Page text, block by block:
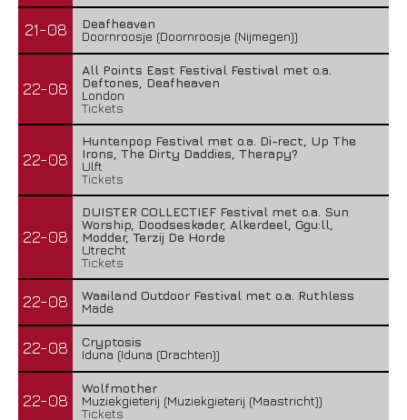
21-08
Deafheaven
Doornroosje (Doornroosje (Nijmegen))
22-08
All Points East Festival Festival met o.a.
Deftones, Deafheaven
London
Tickets
22-08
Huntenpop Festival met o.a. Di-rect, Up The
Irons, The Dirty Daddies, Therapy?
Ulft
Tickets
22-08
DUISTER COLLECTIEF Festival met o.a. Sun
Worship, Doodseskader, Alkerdeel, Ggu:ll,
Modder, Terzij De Horde
Utrecht
Tickets
22-08
Waailand Outdoor Festival met o.a. Ruthless
Made
22-08
Cryptosis
Iduna (Iduna (Drachten))
22-08
Wolfmother
Muziekgieterij (Muziekgieterij (Maastricht))
Tickets